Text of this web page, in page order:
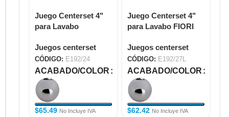
Juego Centerset 4"
para Lavabo
Juegos centerset
CÓDIGO: E192/24
ACABADO/COLOR
$65.49 No Incluye IVA
Juego Centerset 4"
para Lavabo FIORI
Juegos centerset
CÓDIGO: E192/27L
ACABADO/COLOR
$62.42 No Incluye IVA